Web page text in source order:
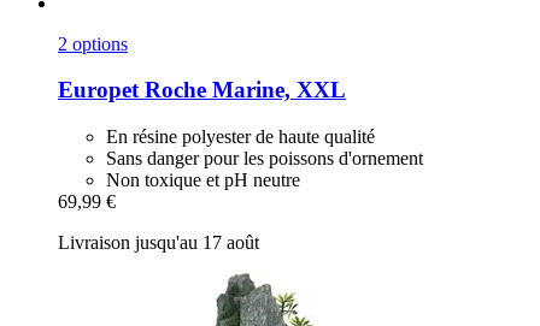
2 options
EuropetRoche Marine, XXL
En résine polyester de haute qualité
Sans danger pour les poissons d'ornement
Non toxique et pH neutre
69,99 €
Livraison jusqu'au 17 août